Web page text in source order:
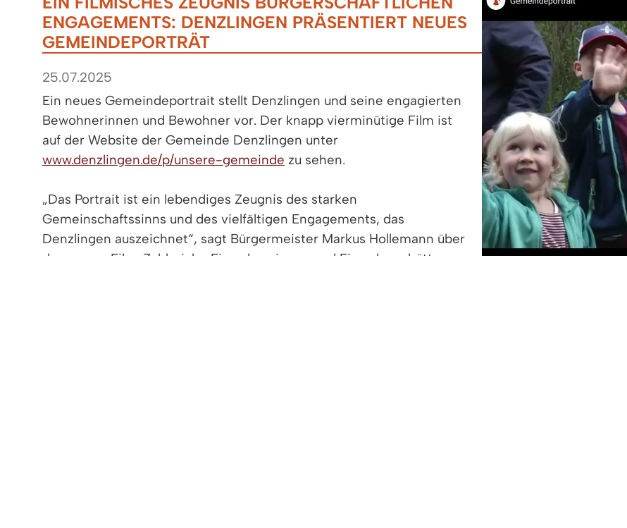
ENGAGEMENTS: DENZLINGEN PRÄSENTIERT NEUES
GEMEINDEPORTRÄT
25.07.2025
Ein neues Gemeindeportrait stellt Denzlingen und seine engagierten
Bewohnerinnen und Bewohner vor. Der knapp vierminütige Film ist
auf der Website der Gemeinde Denzlingen unter
www.denzlingen.de/p/unsere-gemeinde zu sehen.
„Das Portrait ist ein lebendiges Zeugnis des starken
Gemeinschaftssinns und des vielfältigen Engagements, das
Denzlingen auszeichnet“, sagt Bürgermeister Markus Hollemann über
den neuen Film. Zahlreiche Einwohnerinnen und Einwohner hätten